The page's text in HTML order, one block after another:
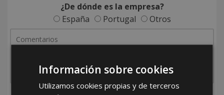
¿De dónde es la empresa?
España
Portugal Otros
Información sobre cookies
Utilizamos cookies propias y de terceros